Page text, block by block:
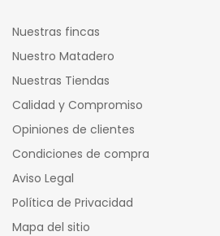
Nuestras fincas
Nuestro Matadero
Nuestras Tiendas
Calidad y Compromiso
Opiniones de clientes
Condiciones de compra
Aviso Legal
Política de Privacidad
Mapa del sitio